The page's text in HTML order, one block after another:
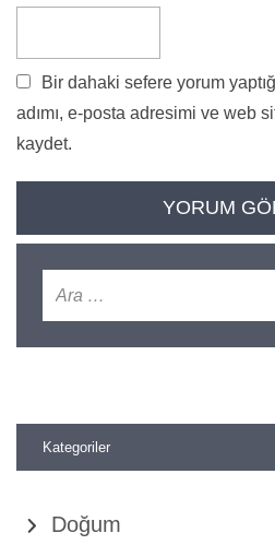
Bir dahaki sefere yorum
adımı, e-posta adresimi ve web
kaydet.
Kategoriler
Doğum